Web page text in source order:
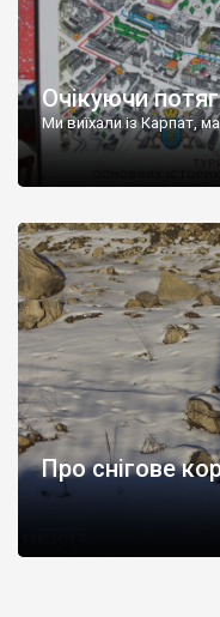
Очікуючи
Ми виїхали із Карпат,
Про снігове